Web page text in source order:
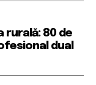
rurală: 80 de
dual